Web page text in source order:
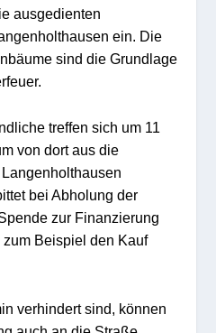
ausgedienten
ein. Die
sind die Grundlage
treffen sich um 11
von dort aus die
bei Abholung der
zur Finanzierung
Beispiel den Kauf
verhindert sind, können